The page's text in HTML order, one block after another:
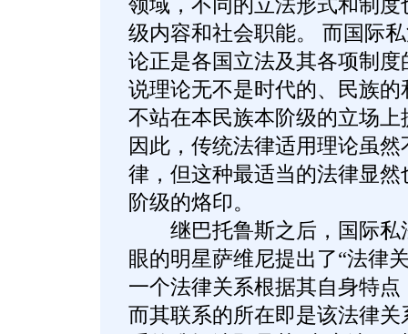
领域，不同的立法形式和制
级内容和社会职能。 而国际
论正是各国立法及其各项制
说理论无不是时代的、民族
不站在本民族本阶级的立场
因此，传统法律适用理论虽
律，但这种最适当的法律显
阶级的烙印。
继巴托鲁斯之后，国际私
眼的明星萨维尼提出了“法律
一个法律关系根据其自身特
而其联系的所在即是该法律关